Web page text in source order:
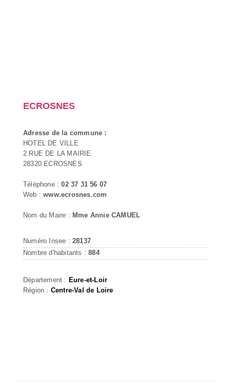
ECROSNES
Adresse de la commune :
HOTEL DE VILLE
2 RUE DE LA MAIRIE
28320 ECROSNES
Téléphone :02 37 31 56 07
Web :www.ecrosnes.com
Nom du Maire : Mme Annie CAMUEL
Numéro Insee : 28137
Nombre d'habitants :884
Département : Eure-et-Loir
Région : Centre-Val de Loire